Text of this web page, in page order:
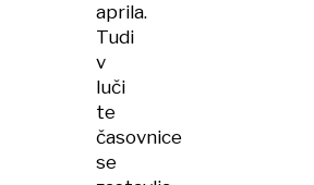
aprila.
Tudi
v
luči
te
časovnice
se